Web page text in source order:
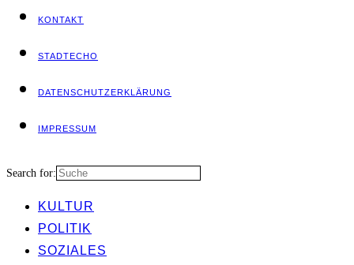
KON­TAKT
STADT­ECHO
DATEN­SCHUTZ­ER­KLÄ­RUNG
IMPRES­SUM
Search for:
KUL­TUR
POLI­TIK
SOZIA­LES